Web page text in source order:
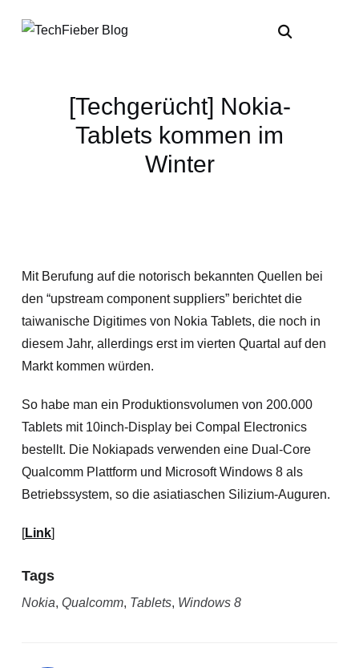
[Techgerücht] Nokia-
Tablets kommen im
Winter
Mit Berufung auf die notorisch bekannten Quellen bei
den “upstream component suppliers” berichtet die
taiwanische Digitimes von Nokia Tablets, die noch in
diesem Jahr, allerdings erst im vierten Quartal auf den
Markt kommen würden.
So habe man ein Produktionsvolumen von 200.000
Tablets mit 10inch-Display bei Compal Electronics
bestellt. Die Nokiapads verwenden eine Dual-Core
Qualcomm Plattform und Microsoft Windows 8 als
Betriebssystem, so die asiatiaschen Silizium-Auguren.
[Link]
Tags
Nokia, Qualcomm, Tablets, Windows 8